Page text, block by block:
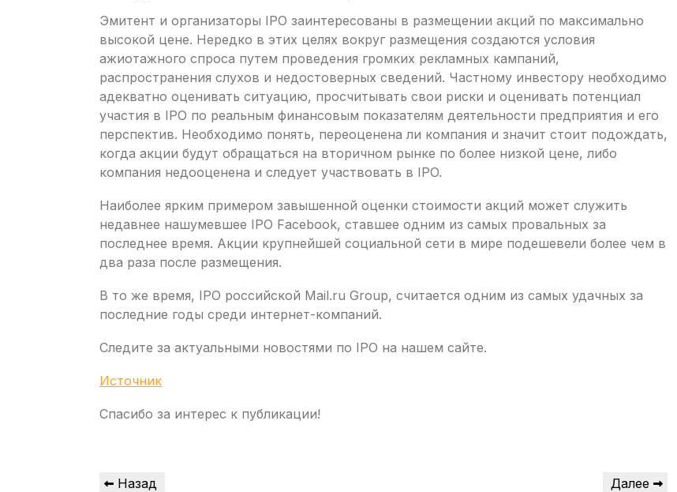
Эмитент и организаторы IPO заинтересованы в размещении акций по максимально
высокой цене. Нередко в этих целях вокруг размещения создаются условия
ажиотажного спроса путем проведения громких рекламных кампаний,
распространения слухов и недостоверных сведений. Частному инвестору необходимо
адекватно оценивать ситуацию, просчитывать свои риски и оценивать потенциал
участия в IPO по реальным финансовым показателям деятельности предприятия и его
перспектив. Необходимо понять, переоценена ли компания и значит стоит подождать,
когда акции будут обращаться на вторичном рынке по более низкой цене, либо
компания недооценена и следует участвовать в IPO.
Наиболее ярким примером завышенной оценки стоимости акций может служить
недавнее нашумевшее IPO Facebook, ставшее одним из самых провальных за
последнее время. Акции крупнейшей социальной сети в мире подешевели более чем в
два раза после размещения.
В то же время, IPO российской Mail.ru Group, считается одним из самых удачных за
последние годы среди интернет-компаний.
Следите за актуальными новостями по IPO на нашем сайте.
Источник
Спасибо за интерес к публикации!
Навигация
Предыдущая
Назад
Следующая
Далее